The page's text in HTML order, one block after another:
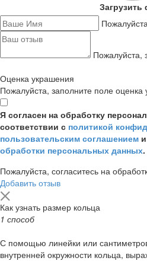
Загрузить
Пожалуйста,
Оценка украшения
Пожалуйста, заполните поле оценка
Я согласен на обработку
соответствии с политикой
пользовательским соглашением и
обработки персональных данных.
Пожалуйста, согласитесь на
Добавить отзыв
Как узнать размер кольца
1 способ
С помощью линейки или
внутренней окружности кольца,